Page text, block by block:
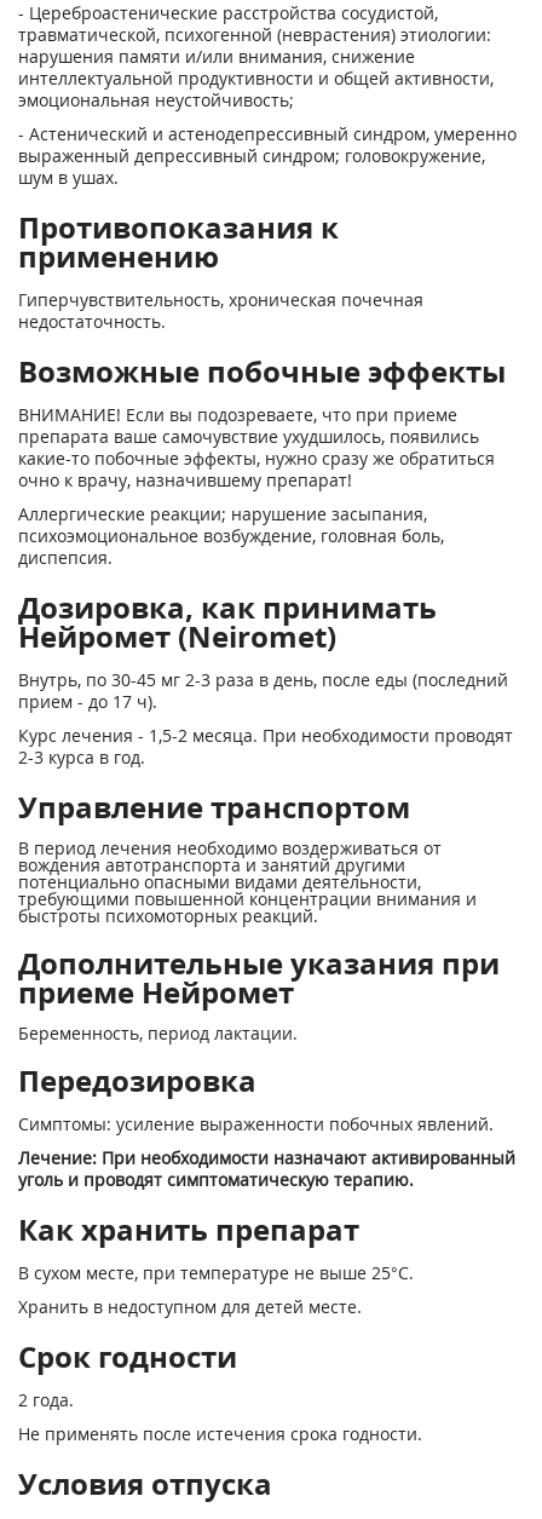
- Цереброастенические расстройства сосудистой,
травматической, психогенной (неврастения) этиологии:
нарушения памяти и/или внимания, снижение
интеллектуальной продуктивности и общей активности,
эмоциональная неустойчивость;
- Астенический и астенодепрессивный синдром, умеренно
выраженный депрессивный синдром; головокружение,
шум в ушах.
Противопоказания к
применению
Гиперчувствительность, хроническая почечная
недостаточность.
Возможные побочные эффекты
ВНИМАНИЕ! Если вы подозреваете, что при приеме
препарата ваше самочувствие ухудшилось, появились
какие-то побочные эффекты, нужно сразу же обратиться
очно к врачу, назначившему препарат!
Аллергические реакции; нарушение засыпания,
психоэмоциональное возбуждение, головная боль,
диспепсия.
Дозировка, как принимать
Нейромет (Neiromet)
Внутрь, по 30-45 мг 2-3 раза в день, после еды (последний
прием - до 17 ч).
Курс лечения - 1,5-2 месяца. При необходимости проводят
2-3 курса в год.
Управление транспортом
В период лечения необходимо воздерживаться от
вождения автотранспорта и занятий другими
потенциально опасными видами деятельности,
требующими повышенной концентрации внимания и
быстроты психомоторных реакций.
Дополнительные указания при
приеме Нейромет
Беременность, период лактации.
Передозировка
Симптомы: усиление выраженности побочных явлений.
Лечение: При необходимости назначают активированный
уголь и проводят симптоматическую терапию.
Как хранить препарат
В сухом месте, при температуре не выше 25°С.
Хранить в недоступном для детей месте.
Срок годности
2 года.
Не применять после истечения срока годности.
Условия отпуска